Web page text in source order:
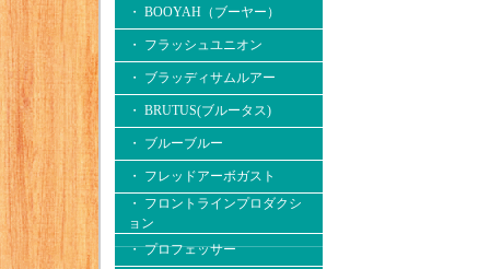
・ BOOYAH（ブーヤー）
・ フラッシュユニオン
・ ブラッディサムルアー
・ BRUTUS(ブルータス)
・ ブルーブルー
・ フレッドアーボガスト
・ フロントラインプロダクシ
ョン
・ プロフェッサー